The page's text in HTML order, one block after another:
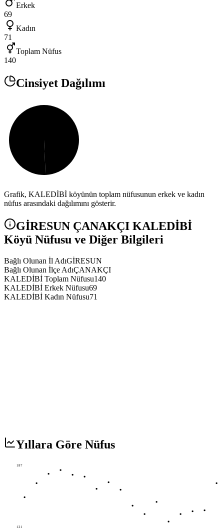
Erkek
69
Kadın
71
Toplam Nüfus
140
Cinsiyet Dağılımı
Grafik, KALEDİBİ köyünün toplam nüfusunun erkek ve kadın
nüfus arasındaki dağılımını gösterir.
GİRESUN ÇANAKÇI KALEDİBİ
Köyü Nüfusu ve Diğer Bilgileri
Bağlı Olunan İl AdıGİRESUN
Bağlı Olunan İlçe AdıÇANAKÇI
KALEDİBİ Toplam Nüfusu140
KALEDİBİ Erkek Nüfusu69
KALEDİBİ Kadın Nüfusu71
Yıllara Göre Nüfus
187
121